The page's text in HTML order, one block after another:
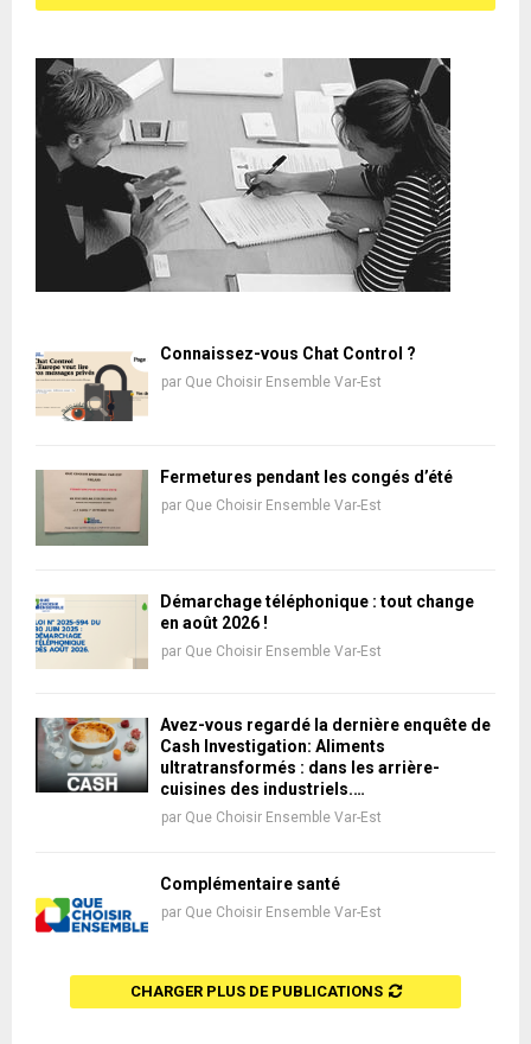
Connaissez-vous Chat Control ?
par Que Choisir Ensemble Var-Est
Fermetures pendant les congés d’été
par Que Choisir Ensemble Var-Est
Démarchage téléphonique : tout change
en août 2026 !
par Que Choisir Ensemble Var-Est
Avez-vous regardé la dernière enquête de
Cash Investigation: Aliments
ultratransformés : dans les arrière-
cuisines des industriels.…
par Que Choisir Ensemble Var-Est
Complémentaire santé
par Que Choisir Ensemble Var-Est
CHARGER PLUS DE PUBLICATIONS